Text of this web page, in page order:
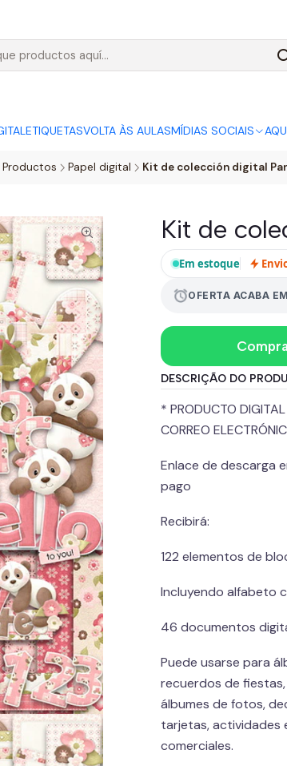
ETIQUETASVOLTA ÀS AULASMÍDIAS SOCIAIS
Papel digital Kit de colección digital
Kit de
Em estoque
alarmOFERTA ACABA
DESCRIÇÃO DO
* PRODUCTO
CORREO
Enlace de descarga
pago
Recibirá:
122 elementos de
Incluyendo alfabeto
46 documentos
Puede usarse para
recuerdos de
álbumes de fotos,
tarjetas, actividades
comerciales.